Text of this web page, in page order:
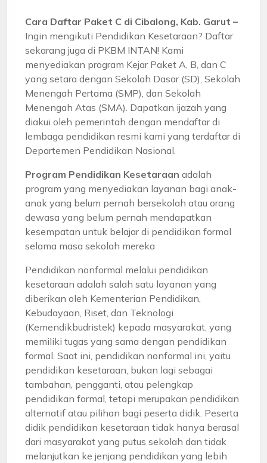
Cara Daftar Paket C di Cibalong, Kab. Garut –
Ingin mengikuti Pendidikan Kesetaraan? Daftar
sekarang juga di PKBM INTAN! Kami
menyediakan program Kejar Paket A, B, dan C
yang setara dengan Sekolah Dasar (SD), Sekolah
Menengah Pertama (SMP), dan Sekolah
Menengah Atas (SMA). Dapatkan ijazah yang
diakui oleh pemerintah dengan mendaftar di
lembaga pendidikan resmi kami yang terdaftar di
Departemen Pendidikan Nasional.
Program Pendidikan Kesetaraan adalah
program yang menyediakan layanan bagi anak-
anak yang belum pernah bersekolah atau orang
dewasa yang belum pernah mendapatkan
kesempatan untuk belajar di pendidikan formal
selama masa sekolah mereka
Pendidikan nonformal melalui pendidikan
kesetaraan adalah salah satu layanan yang
diberikan oleh Kementerian Pendidikan,
Kebudayaan, Riset, dan Teknologi
(Kemendikbudristek) kepada masyarakat, yang
memiliki tugas yang sama dengan pendidikan
formal. Saat ini, pendidikan nonformal ini, yaitu
pendidikan kesetaraan, bukan lagi sebagai
tambahan, pengganti, atau pelengkap
pendidikan formal, tetapi merupakan pendidikan
alternatif atau pilihan bagi peserta didik. Peserta
didik pendidikan kesetaraan tidak hanya berasal
dari masyarakat yang putus sekolah dan tidak
melanjutkan ke jenjang pendidikan yang lebih